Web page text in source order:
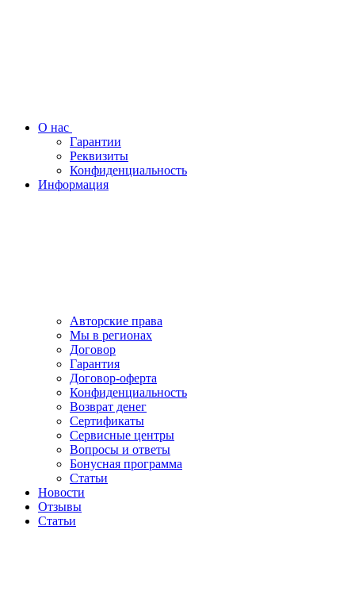
О нас
Гарантии
Реквизиты
Конфиденциальность
Информация
Авторские права
Мы в регионах
Договор
Гарантия
Договор-оферта
Конфиденциальность
Возврат денег
Сертификаты
Сервисные центры
Вопросы и ответы
Бонусная программа
Статьи
Новости
Отзывы
Статьи